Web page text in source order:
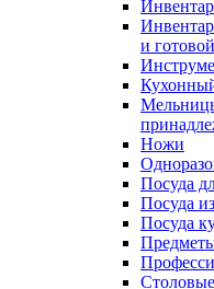
и
Ножи
Посуда
Посуда
Посуда